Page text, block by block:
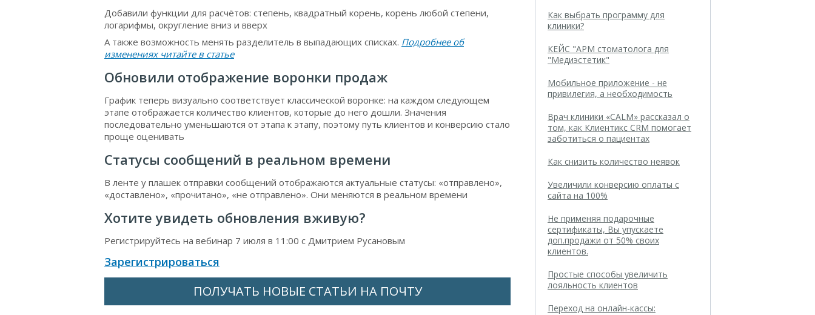
Добавили функции для расчётов: степень, квадратный корень, корень любой степени,
логарифмы, округление вниз и вверх
А также возможность менять разделитель в выпадающих списках. Подробнее об
изменениях читайте в статье
Обновили отображение воронки продаж
График теперь визуально соответствует классической воронке: на каждом следующем
этапе отображается количество клиентов, которые до него дошли. Значения
последовательно уменьшаются от этапа к этапу, поэтому путь клиентов и конверсию стало
проще оценивать
Статусы сообщений в реальном времени
В ленте у плашек отправки сообщений отображаются актуальные статусы: «отправлено»,
«доставлено», «прочитано», «не отправлено». Они меняются в реальном времени
Хотите увидеть обновления вживую?
Регистрируйтесь на вебинар 7 июля в 11:00 с Дмитрием Русановым
Зарегистрироваться
ПОЛУЧАТЬ НОВЫЕ СТАТЬИ НА ПОЧТУ
Как выбрать программу для
клиники?
КЕЙС "АРМ стоматолога для
"Медиэстетик"
Мобильное приложение - не
привилегия, а необходимость
Врач клиники «CALM» рассказал о
том, как Клиентикс CRM помогает
заботиться о пациентах
Как снизить количество неявок
Увеличили конверсию оплаты с
сайта на 100%
Не применяя подарочные
сертификаты, Вы упускаете
доп.продажи от 50% своих
клиентов.
Простые способы увеличить
лояльность клиентов
Переход на онлайн-кассы: